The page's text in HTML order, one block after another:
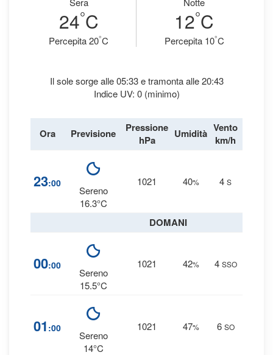
24°C
Percepita 20°C
12°C
Percepita 10°C
Il sole sorge alle 05:33 e tramonta alle 20:43
Indice UV: 0 (minimo)
Ora Previsione
Pressione
hPa
Umidità Vento
km/h
23:00
Sereno
16.3°C
1021 40% 4 S
DOMANI
00:00
Sereno
15.5°C
1021 42% 4 SSO
01 :00
Sereno
14°C
1021 47% 6 SO